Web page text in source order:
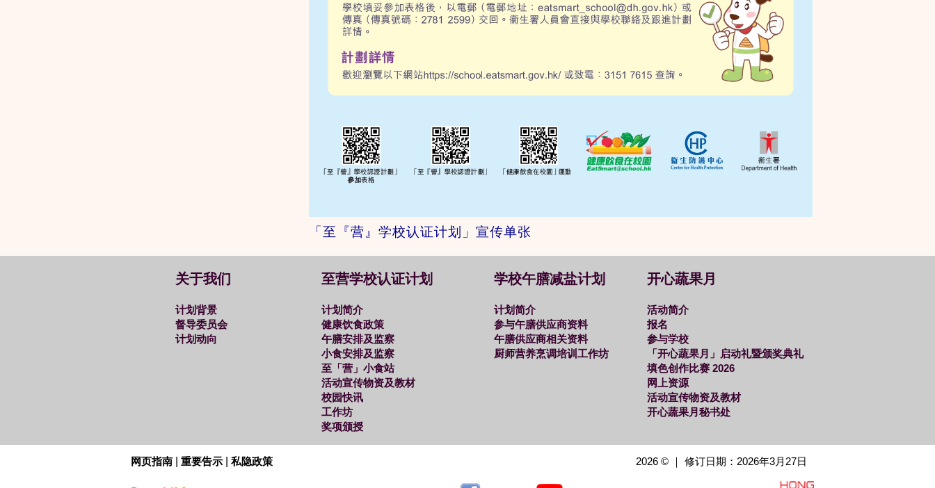
「至『营』学校认证计划」宣传单张
关于我们
计划背景
督导委员会
计划动向
至营学校认证计划
计划简介
健康饮食政策
午膳安排及监察
小食安排及监察
至「营」小食站
活动宣传物资及教材
校园快讯
工作坊
奖项颁授
学校午膳减盐计划
计划简介
参与午膳供应商资料
午膳供应商相关资料
厨师营养烹调培训工作坊
开心蔬果月
活动简介
报名
参与学校
「开心蔬果月」启动礼暨颁奖典礼
填色创作比赛 2026
网上资源
活动宣传物资及教材
开心蔬果月秘书处
网页指南 重要告示 私隐政策 2026 © ｜ 修订日期：2026年3月27日